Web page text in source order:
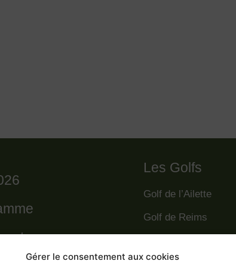
Gérer le consentement aux cookies
Les Golfs
Golf de l’Ailette
Golf de Reims
Golf des Poursaudes